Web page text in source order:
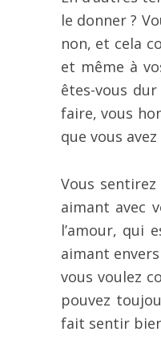
le donner ?
non, et cela
et même à
êtes-vous
faire, vous
que vous
Vous
aimant avec
l’amour, qui
aimant
vous voulez
pouvez
fait sentir